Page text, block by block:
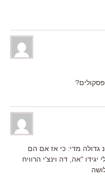
גדולה מדי: כי אז אם הם
הרוויח 50 אלף אולי יגידו "אה, דה וינצ'י הרוויח